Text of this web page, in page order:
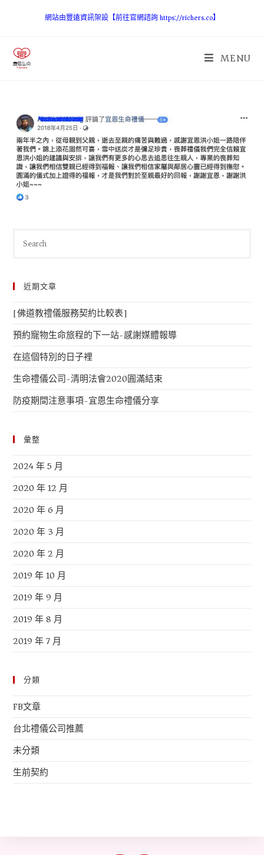
網站由豐遠資訊架設【前往官網諮詢 https://richers.co】
MENU
近期文章
[佛道教禮儀服務契約比較表]
預約寵物生命旅程的下一站-感謝媒體報導
在這個特別的日子裡
生命禮儀公司-清明法會2020圓滿結束
防疫期間注意事項-宜恩生命禮儀分享
彙整
2024 年 5 月
2020 年 12 月
2020 年 6 月
2020 年 3 月
2020 年 2 月
2019 年 10 月
2019 年 9 月
2019 年 8 月
2019 年 7 月
分類
FB文章
台北禮儀公司推薦
未分類
生前契約